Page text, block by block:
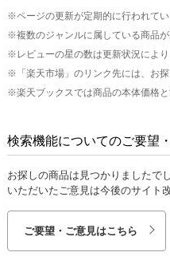
※ページの更新が定期的に行われて
※複数のジャンルに属している商品
※レビューの星の数は更新状況によ
※「楽天市場」のリンク先には、お
※楽天ブックスでは商品の本体価格
検索機能についてのご要望
お探しの商品は見つかりましたで
いただいたご意見は今後のサイト
ご要望・ご意見はこちら